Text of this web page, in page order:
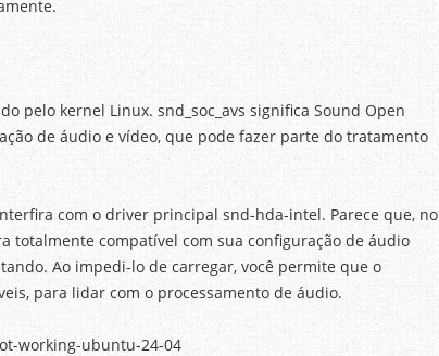
pelo kernel Linux. snd_soc_avs significa Sound Open
de áudio e vídeo, que pode fazer parte do tratamento
com o driver principal snd-hda-intel. Parece que, no
totalmente compatível com sua configuração de áudio
Ao impedi-lo de carregar, você permite que o
para lidar com o processamento de áudio.
working-ubuntu-24-04